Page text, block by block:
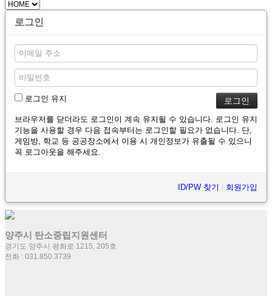
로그인
로그인 유지
브라우저를 닫더라도 로그인이 계속 유지될 수 있습니다. 로그인 유지
기능을 사용할 경우 다음 접속부터는 로그인할 필요가 없습니다. 단,
게임방, 학교 등 공공장소에서 이용 시 개인정보가 유출될 수 있으니
꼭 로그아웃을 해주세요.
ID/PW 찾기 회원가입
양주시 탄소중립지원센터
경기도 양주시 평화로 1215, 205호
전화 : 031.850.3739